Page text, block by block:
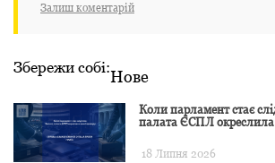
Залиш коментарій
Збережи собі:Нове
Коли парламент стає
палата ЄСПЛ
18 Липня 2026